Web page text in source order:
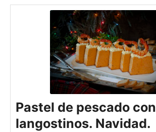
Pastel de pescado con
langostinos. Navidad.